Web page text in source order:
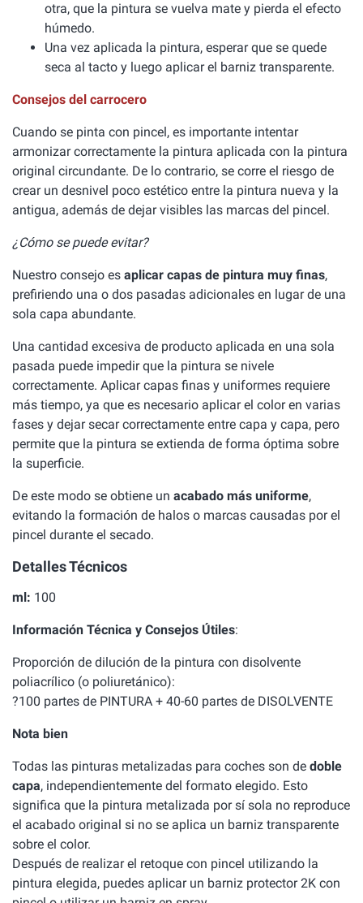
otra, que la pintura se vuelva mate y pierda el efecto
húmedo.
Una vez aplicada la pintura, esperar que se quede
seca al tacto y luego aplicar el barniz transparente.
Consejos del carrocero
Cuando se pinta con pincel, es importante intentar
armonizar correctamente la pintura aplicada con la pintura
original circundante. De lo contrario, se corre el riesgo de
crear un desnivel poco estético entre la pintura nueva y la
antigua, además de dejar visibles las marcas del pincel.
¿Cómo se puede evitar?
Nuestro consejo es aplicar capas de pintura muy finas,
prefiriendo una o dos pasadas adicionales en lugar de una
sola capa abundante.
Una cantidad excesiva de producto aplicada en una sola
pasada puede impedir que la pintura se nivele
correctamente. Aplicar capas finas y uniformes requiere
más tiempo, ya que es necesario aplicar el color en varias
fases y dejar secar correctamente entre capa y capa, pero
permite que la pintura se extienda de forma óptima sobre
la superficie.
De este modo se obtiene un acabado más uniforme,
evitando la formación de halos o marcas causadas por el
pincel durante el secado.
Detalles Técnicos
ml: 100
Información Técnica y Consejos Útiles:
Proporción de dilución de la pintura con disolvente
poliacrílico (o poliuretánico):
?100 partes de PINTURA + 40-60 partes de DISOLVENTE
Nota bien
Todas las pinturas metalizadas para coches son de doble
capa, independientemente del formato elegido. Esto
significa que la pintura metalizada por sí sola no reproduce
el acabado original si no se aplica un barniz transparente
sobre el color.
Después de realizar el retoque con pincel utilizando la
pintura elegida, puedes aplicar un barniz protector 2K con